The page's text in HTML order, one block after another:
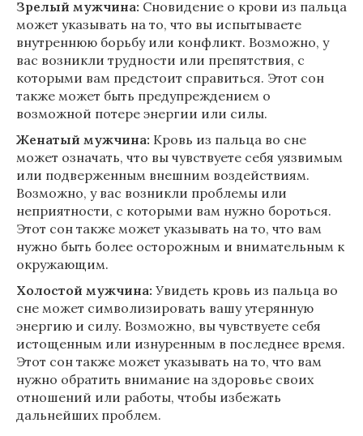
Зрелый мужчина: Сновидение о крови из пальца
может указывать на то, что вы испытываете
внутреннюю борьбу или конфликт. Возможно, у
вас возникли трудности или препятствия, с
которыми вам предстоит справиться. Этот сон
также может быть предупреждением о
возможной потере энергии или силы.
Женатый мужчина: Кровь из пальца во сне
может означать, что вы чувствуете себя уязвимым
или подверженным внешним воздействиям.
Возможно, у вас возникли проблемы или
неприятности, с которыми вам нужно бороться.
Этот сон также может указывать на то, что вам
нужно быть более осторожным и внимательным к
окружающим.
Холостой мужчина: Увидеть кровь из пальца во
сне может символизировать вашу утерянную
энергию и силу. Возможно, вы чувствуете себя
истощенным или изнуренным в последнее время.
Этот сон также может указывать на то, что вам
нужно обратить внимание на здоровье своих
отношений или работы, чтобы избежать
дальнейших проблем.